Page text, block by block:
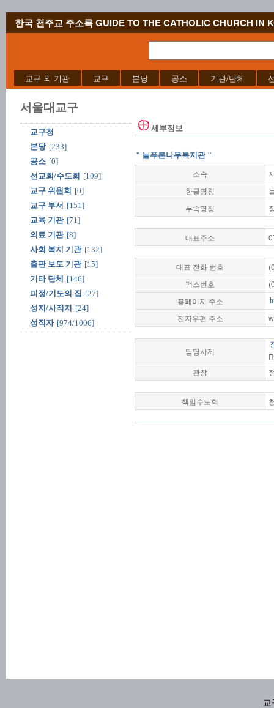
한국 천주교 주소록 GUIDE TO THE CATHOLIC CHURCH IN
교구 외 기관 교구 본당 공소 기관/단체
서울대교구
교구청
본당 [233]
공소 [0]
선교회/수도회 [109]
교구 위원회 [0]
교구 부서 [151]
교육 기관 [71]
의료 기관 [8]
사회 복지 기관 [132]
출판 보도 기관 [15]
기타 단체
[146]
피정/기도의 집 [27]
성지/사적지
[24]
성직자 [974/1006]
세부정보
" 늘푸른나무복지관 "
소속
한글명칭
부속명칭
대표주소
대표 전화 번호
팩스번호
홈페이지 주소
전자우편 주소
담당사제
관장
책임수도회
교